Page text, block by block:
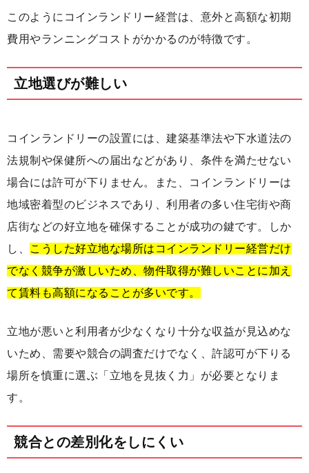
このようにコインランドリー経営は、意外と高額な初期
費用やランニングコストがかかるのが特徴です。
立地選びが難しい
コインランドリーの設置には、建築基準法や下水道法の
法規制や保健所への届出などがあり、条件を満たせない
場合には許可が下りません。また、コインランドリーは
地域密着型のビジネスであり、利用者の多い住宅街や商
店街などの好立地を確保することが成功の鍵です。しか
し、
こうした好立地な場所はコインランドリー経営だけ
でなく競争が激しいため、物件取得が難しいことに加え
て賃料も高額になることが多いです。
立地が悪いと利用者が少なくなり十分な収益が見込めな
いため、需要や競合の調査だけでなく、許認可が下りる
場所を慎重に選ぶ「立地を見抜く力」が必要となりま
す。
競合との差別化をしにくい